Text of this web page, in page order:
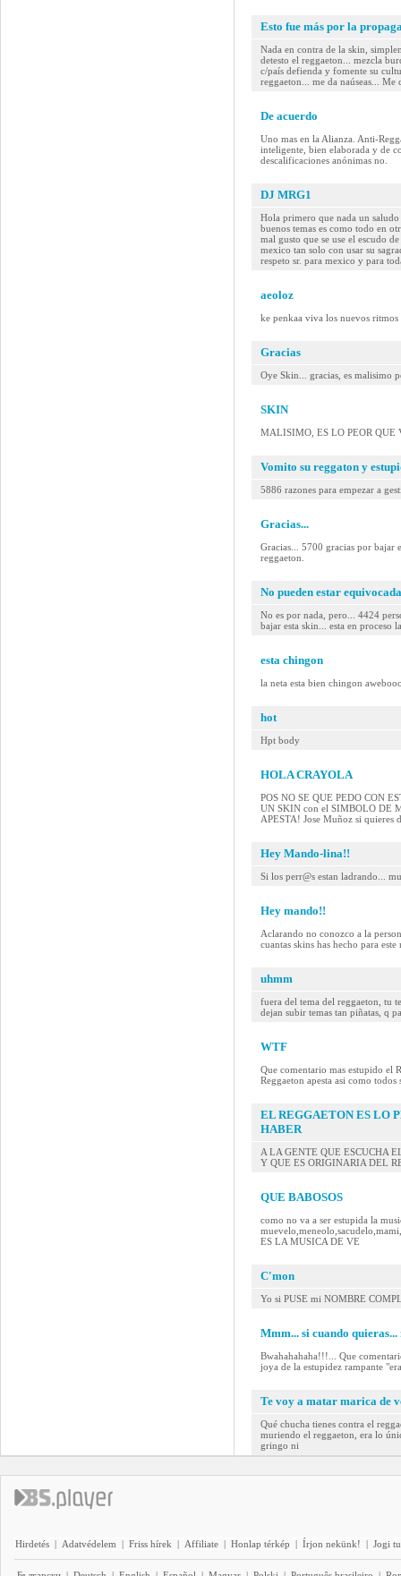
Esto fue más por la
Nada en contra de la skin,
detesto el reggaeton... mezcla
c/país defienda y fomente su
reggaeton... me da naúseas...
De acuerdo
Uno mas en la Alianza. Anti-
inteligente, bien elaborada y de
descalificaciones anónimas no.
DJ MRG1
Hola primero que nada un
buenos temas es como todo en
mal gusto que se use el escudo
mexico tan solo con usar su
respeto sr. para mexico y para
aeoloz
ke penkaa viva los nuevos
Gracias
Oye Skin... gracias, es malisimo
SKIN
MALISIMO, ES LO PEOR QUE
Vomito su reggaton y
5886 razones para empezar a
Gracias...
Gracias... 5700 gracias por
reggaeton.
No pueden estar
No es por nada, pero... 4424
bajar esta skin... esta en proceso
esta chingon
la neta esta bien chingon
hot
Hpt body
HOLA CRAYOLA
POS NO SE QUE PEDO CON
UN SKIN con el SIMBOLO DE
APESTA! Jose Muñoz si quieres
Hey Mando-lina!!
Si los perr@s estan ladrando...
Hey mando!!
Aclarando no conozco a la
cuantas skins has hecho para
uhmm
fuera del tema del reggaeton, tu
dejan subir temas tan piñatas, q
WTF
Que comentario mas estupido el
Reggaeton apesta asi como
EL REGGAETON ES LO
HABER
A LA GENTE QUE ESCUCHA
Y QUE ES ORIGINARIA DEL
QUE BABOSOS
como no va a ser estupida la
ES LA MUSICA DE VE
C'mon
Yo si PUSE mi NOMBRE
Mmm... si cuando quieras...
Bwahahahaha!!!... Que
joya de la estupidez rampante
Te voy a matar marica de
Qué chucha tienes contra el
muriendo el reggaeton, era lo
gringo ni
Hirdetés | Adatvédelem | Friss hírek | Affiliate | Honlap térkép | Írjon nekünk! | Jogi